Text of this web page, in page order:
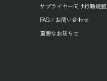
サプライヤー向け行動規範
FAQ / お問い合わせ
重要なお知らせ